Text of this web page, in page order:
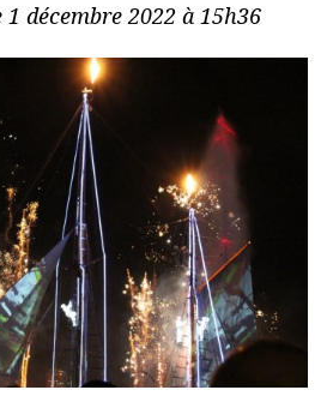
décembre 2022 à 15h36